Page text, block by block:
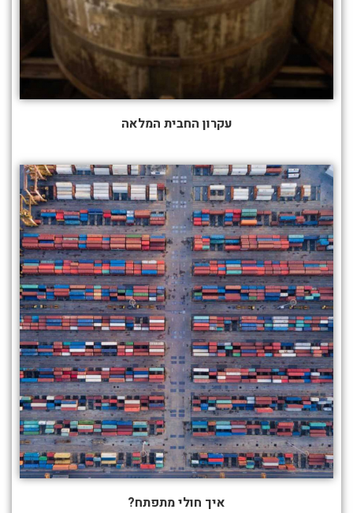
עקרון החבית המלאה
איך חולי מתפתח?